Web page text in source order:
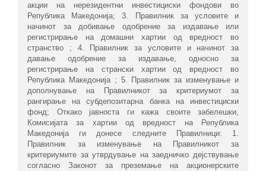
акции на нерезидентни инвестициски фондови во
Република Македонија; 3. Правилник за условите и
начинот за добивање одобрение за издавање или
регистрирање на домашни хартии од вредност во
странство ; 4. Правилник за условите и начинот за
давање одобрение за издавање, односно за
регистрирање на странски хартии од вредност во
Република Македонија ; 5. Правилник за изменување и
дополнување на Правилникот за критериумот за
рангирање на субдепозитарна банка на инвестициски
фонд; Откако јавноста ги кажа своите забелешки,
Комисијата за хартии од вредност на Република
Македонија ги донесе следните Правилници: 1.
Правилник за изменување на Правилникот за
критериумите за утврдување на заедничко дејствување
согласно Законот за преземање на акционерските